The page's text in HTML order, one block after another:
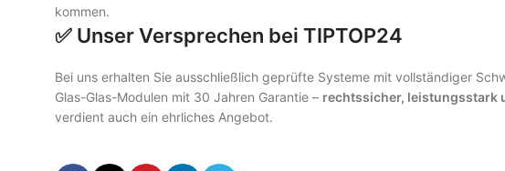
kommen.
✅ Unser Versprechen bei TIPTOP24
Bei uns erhalten Sie ausschließlich geprüfte Systeme mit vollständiger
Glas-Glas-Modulen mit 30 Jahren Garantie – rechtssicher, leistungsstark
verdient auch ein ehrliches Angebot.